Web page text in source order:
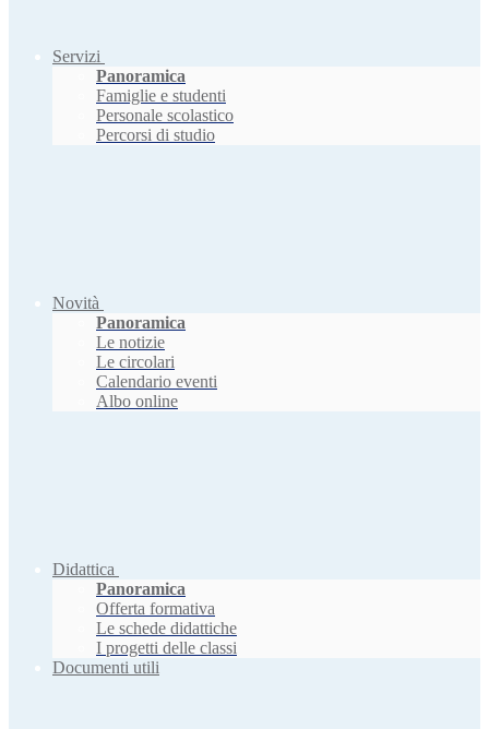
Servizi
Panoramica
Famiglie e studenti
Personale scolastico
Percorsi di studio
Novità
Panoramica
Le notizie
Le circolari
Calendario eventi
Albo online
Didattica
Panoramica
Offerta formativa
Le schede didattiche
I progetti delle classi
Documenti utili